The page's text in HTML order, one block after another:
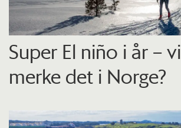
Super El niño i år –
merke det i Norge?